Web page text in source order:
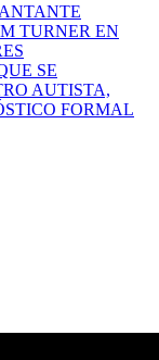
TURNER EN
SE
AUTISTA,
FORMAL